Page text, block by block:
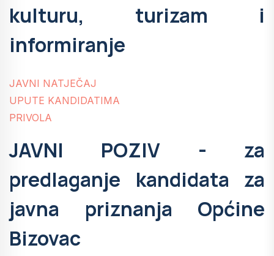
kulturu, turizam i
informiranje
JAVNI NATJEČAJ
UPUTE KANDIDATIMA
PRIVOLA
JAVNI POZIV - za
predlaganje kandidata za
javna priznanja Općine
Bizovac